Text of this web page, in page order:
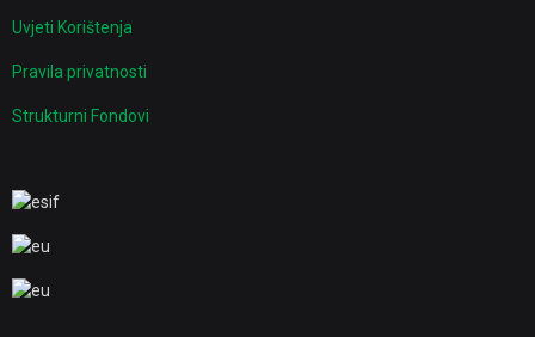
Uvjeti Korištenja
Pravila privatnosti
Strukturni Fondovi